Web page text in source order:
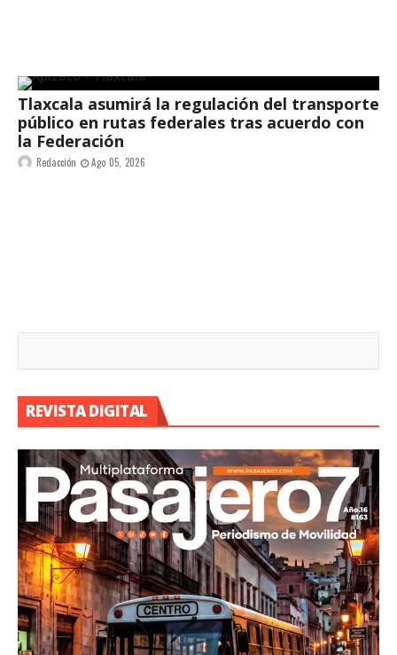
Tlaxcala asumirá la regulación del transporte
público en rutas federales tras acuerdo con
la Federación
Redacción Ago 05, 2026
REVISTA DIGITAL